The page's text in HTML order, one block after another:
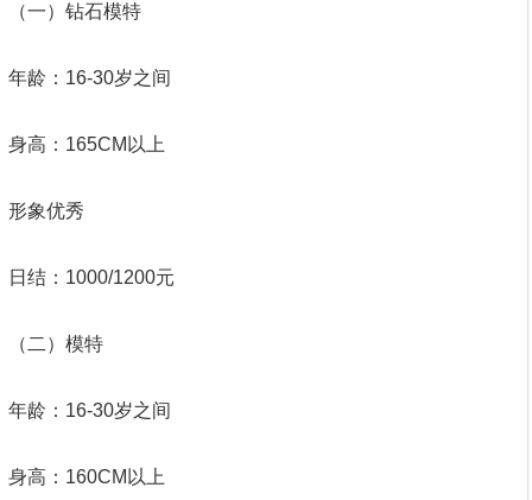
（一）钻石模特
年龄：16-30岁之间
身高：165CM以上
形象优秀
日结：1000/1200元
（二）模特
年龄：16-30岁之间
身高：160CM以上